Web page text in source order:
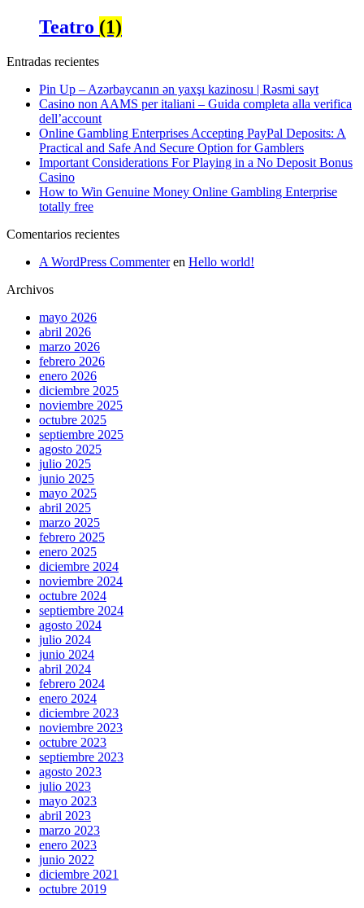
Teatro (1)
Entradas recientes
Pin Up – Azərbaycanın ən yaxşı kazinosu | Rəsmi sayt
Casino non AAMS per italiani – Guida completa alla verifica
dell’account
Online Gambling Enterprises Accepting PayPal Deposits: A
Practical and Safe And Secure Option for Gamblers
Important Considerations For Playing in a No Deposit Bonus
Casino
How to Win Genuine Money Online Gambling Enterprise
totally free
Comentarios recientes
A WordPress Commenteren Hello world!
Archivos
mayo 2026
abril 2026
marzo 2026
febrero 2026
enero 2026
diciembre 2025
noviembre 2025
octubre 2025
septiembre 2025
agosto 2025
julio 2025
junio 2025
mayo 2025
abril 2025
marzo 2025
febrero 2025
enero 2025
diciembre 2024
noviembre 2024
octubre 2024
septiembre 2024
agosto 2024
julio 2024
junio 2024
abril 2024
febrero 2024
enero 2024
diciembre 2023
noviembre 2023
octubre 2023
septiembre 2023
agosto 2023
julio 2023
mayo 2023
abril 2023
marzo 2023
enero 2023
junio 2022
diciembre 2021
octubre 2019